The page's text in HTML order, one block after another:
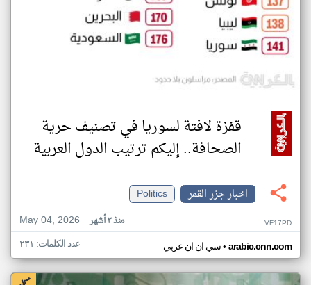
قفزة لافتة لسوريا في تصنيف حرية
الصحافة.. إليكم ترتيب الدول العربية
اخبار جزر القمر
Politics
May 04, 2026
منذ ٣ أشهر VF17PD
سي ان ان عربي• arabic.cnn.com عدد الكلمات: ٢٣١